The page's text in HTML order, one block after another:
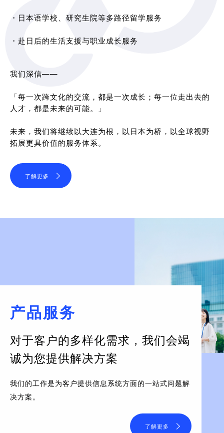
・日本语学校、研究生院等多路径留学服务
・赴日后的生活支援与职业成长服务
我们深信——
「每一次跨文化的交流，都是一次成长；每一位走出去的
人才，都是未来的可能。」
未来，我们将继续以大连为根，以日本为桥，以全球视野
拓展更具价值的服务体系。
了解更多
产品服务
对于客户的多样化需求， 我们会竭
诚为您提供解决方案
我们的工作是为客户提供信息系统方面的一站式问题解
决方案。
了解更多